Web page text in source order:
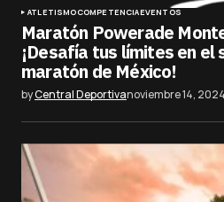
ATLETISMOCOMPETENCIAEVENTOS
Maratón Powerade
¡Desafía tus límites en el
maratón de México!
byCentral Deportivanoviembre 14, 2024